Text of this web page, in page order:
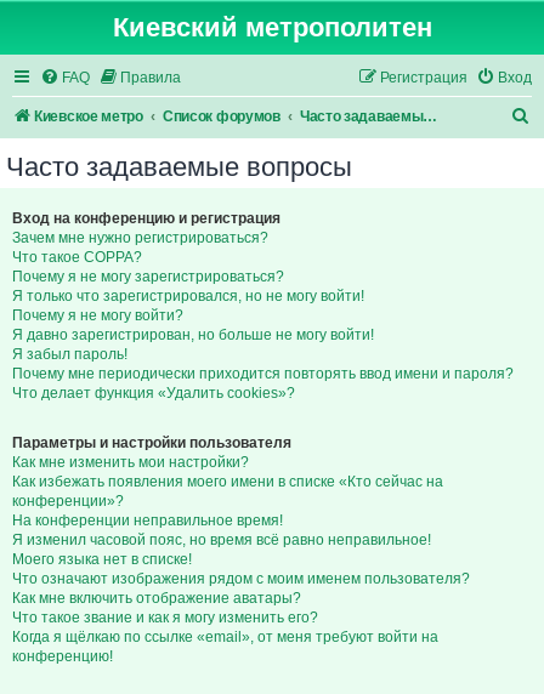
Киевский метрополитен
FAQ Правила Вход
Регистрация
Киевское метро Список форумов Часто задаваемые вопросы
Часто задаваемые вопросы
Вход на конференцию и регистрация
Зачем мне нужно регистрироваться?
Что такое COPPA?
Почему я не могу зарегистрироваться?
Я только что зарегистрировался, но не могу войти!
Почему я не могу войти?
Я давно зарегистрирован, но больше не могу войти!
Я забыл пароль!
Почему мне периодически приходится повторять ввод имени и пароля?
Что делает функция «Удалить cookies»?
Параметры и настройки пользователя
Как мне изменить мои настройки?
Как избежать появления моего имени в списке «Кто сейчас на
конференции»?
На конференции неправильное время!
Я изменил часовой пояс, но время всё равно неправильное!
Моего языка нет в списке!
Что означают изображения рядом с моим именем пользователя?
Как мне включить отображение аватары?
Что такое звание и как я могу изменить его?
Когда я щёлкаю по ссылке «email», от меня требуют войти на
конференцию!